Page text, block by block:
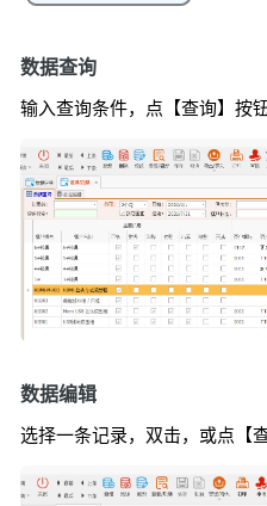
数据查询
输入查询条件，点【查询】按钮
数据编辑
选择一条记录，双击，或点【